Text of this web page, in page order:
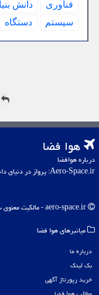
فناوری دانش
سیستم
دستگاه
هوا فضا
درباره هوافضا
Aero-Space.ir: پرواز در دنیای دانش و فناوری های هوایی و فضایی، از زمین تا کهکشان
میانبرهای هوا فضا
درباره ما
بک لینک
خرید رپورتاژ آگهی